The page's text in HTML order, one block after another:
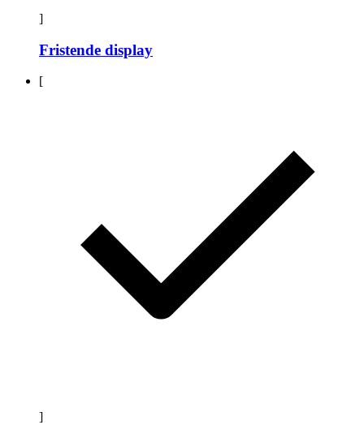
]
Fristende display
[
]